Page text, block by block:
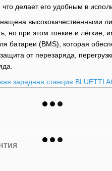
делает его удобным в
высококачественными
но при этом тонкие и лёгкие,
батареи (BMS), которая
от перезаряда,